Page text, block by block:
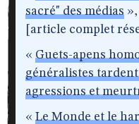
sacré" des médias
[article complet
« Guets-apens
généralistes tardent
agressions et
« Le Monde et le